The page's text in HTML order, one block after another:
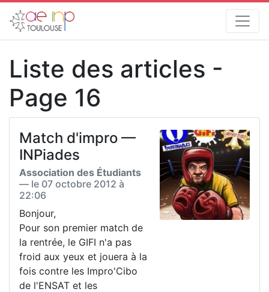
Liste des articles -
Page 16
Match d'impro —
INPiades
Association des Étudiants
— le 07 octobre 2012 à
22:06
Bonjour,
Pour son premier match de
la rentrée, le GIFI n'a pas
froid aux yeux et jouera à la
fois contre les Impro'Cibo
de l'ENSAT et les